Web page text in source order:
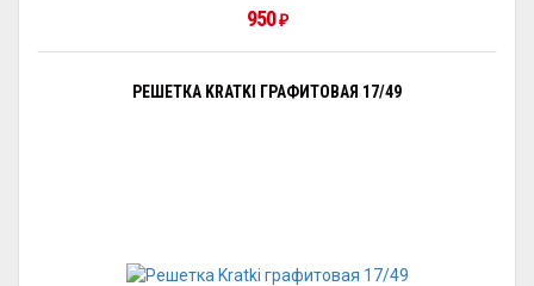
950₽
РЕШЕТКА KRATKI ГРАФИТОВАЯ 17/49